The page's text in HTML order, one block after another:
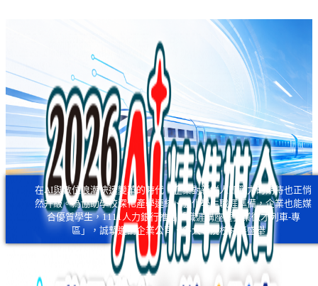
在AI與數位浪潮快速變革的時代，企業對新鮮人即戰力的期待也正悄
然升級。為協助學校深化產學連結、強化學生職涯準備，企業也能媒
合優質學生，1111人力銀行推出「職涯講座暨企業徵才列車-專
區」，誠摯邀請企業公司、各大專院校共襄盛舉！